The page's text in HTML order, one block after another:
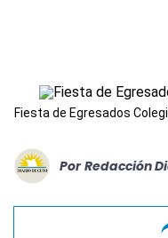
Fiesta de Egresados
Por Redacción